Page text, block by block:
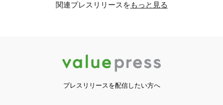
関連プレスリリースをもっと見る
プレスリリースを配信したい方へ